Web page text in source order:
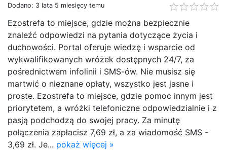
Dodano: 3 lata 5 miesięcy temu
Ezostrefa to miejsce, gdzie można bezpiecznie
znaleźć odpowiedzi na pytania dotyczące życia i
duchowości. Portal oferuje wiedzę i wsparcie od
wykwalifikowanych wróżek dostępnych 24/7, za
pośrednictwem infolinii i SMS-ów. Nie musisz się
martwić o nieznane opłaty, wszystko jest jasne i
proste. Ezostrefa to miejsce, gdzie pomoc innym jest
priorytetem, a wróżki telefoniczne odpowiedzialnie i z
pasją podchodzą do swojej pracy. Za minutę
połączenia zapłacisz 7,69 zł, a za wiadomość SMS -
3,69 zł. Je... pokaż więcej »